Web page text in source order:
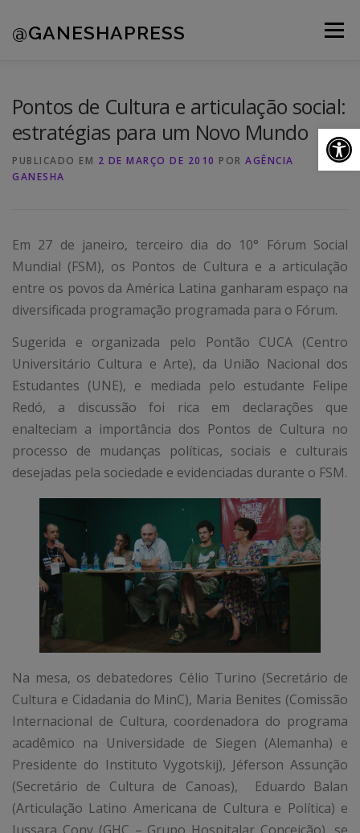
@GANESHAPRESS Menu
Pontos de Cultura e articulação social:
estratégias para um Novo Mundo
PUBLICADO EM 2 DE MARÇO DE 2010 POR AGÊNCIA
GANESHA
Em 27 de janeiro, terceiro dia do 10° Fórum Social
Mundial (FSM), os Pontos de Cultura e a articulação
entre os povos da América Latina ganharam espaço na
diversificada programação programada para o Fórum.
Sugerida e organizada pelo Pontão CUCA (Centro
Universitário Cultura e Arte), da União Nacional dos
Estudantes (UNE), e mediada pelo estudante Felipe
Redó, a discussão foi rica em declarações que
enalteciam a importância dos Pontos de Cultura no
processo de mudanças políticas, sociais e culturais
desejadas pela sociedade e evidenciadas durante o FSM.
Na mesa, os debatedores Célio Turino (Secretário de
Cultura e Cidadania do MinC), Maria Benites (Comissão
Internacional de Cultura, coordenadora do programa
acadêmico na Universidade de Siegen (Alemanha) e
Presidente do Instituto Vygotskij), Jéferson Assunção
(Secretário de Cultura de Canoas), Eduardo Balan
(Articulação Latino Americana de Cultura e Política) e